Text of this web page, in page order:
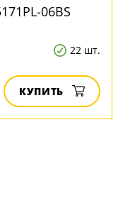
06BS
22 шт.
КУПИТЬ